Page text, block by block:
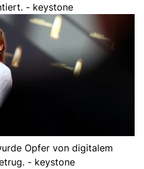
- keystone
Opfer von digitalem
- keystone